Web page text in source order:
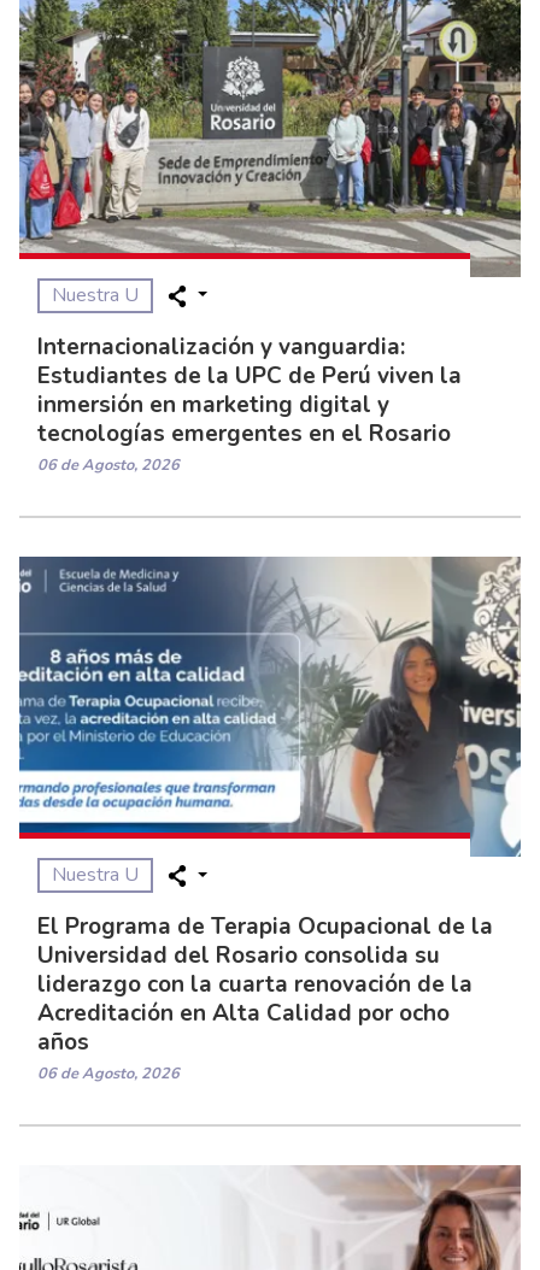
Nuestra U
Internacionalización y vanguardia:
Estudiantes de la UPC de Perú viven la
inmersión en marketing digital y
tecnologías emergentes en el Rosario
06 de Agosto, 2026
Nuestra U
El Programa de Terapia Ocupacional de la
Universidad del Rosario consolida su
liderazgo con la cuarta renovación de la
Acreditación en Alta Calidad por ocho
años
06 de Agosto, 2026